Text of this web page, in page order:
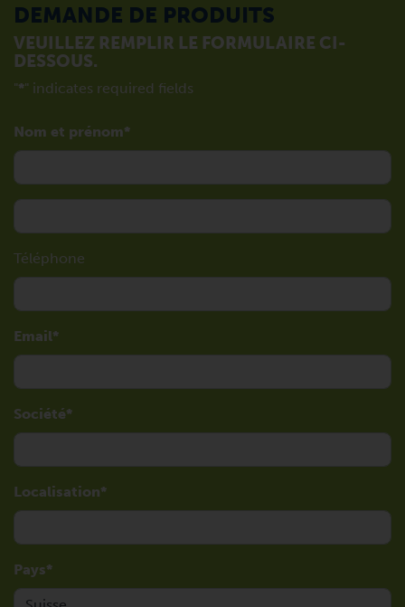
DEMANDE DE PRODUITS
VEUILLEZ REMPLIR LE FORMULAIRE CI-
DESSOUS.
"*" indicates required fields
Nom et prénom
Téléphone
Email
Société
Localisation
Pays